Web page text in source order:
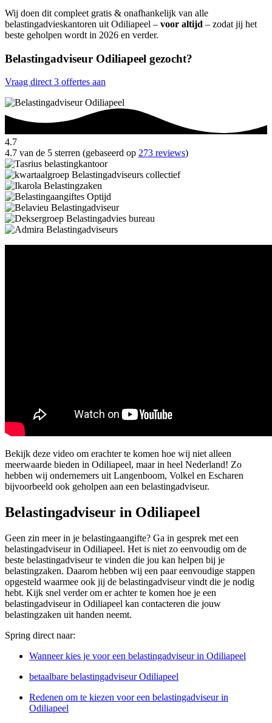
Wij doen dit compleet gratis & onafhankelijk van alle
belastingadvieskantoren uit Odiliapeel – voor altijd – zodat jij het
beste geholpen wordt in 2026 en verder.
Belastingadviseur Odiliapeel gezocht?
Vraag direct 3 offertes aan
4.7
4.7 van de 5 sterren (gebaseerd op 273 reviews)
Bekijk deze video om erachter te komen hoe wij niet alleen
meerwaarde bieden in Odiliapeel, maar in heel Nederland! Zo
hebben wij ondernemers uit Langenboom, Volkel en Escharen
bijvoorbeeld ook geholpen aan een belastingadviseur.
Belastingadviseur in Odiliapeel
Geen zin meer in je belastingaangifte? Ga in gesprek met een
belastingadviseur in Odiliapeel. Het is niet zo eenvoudig om de
beste belastingadviseur te vinden die jou kan helpen bij je
belastingzaken. Daarom hebben wij een paar eenvoudige stappen
opgesteld waarmee ook jij de belastingadviseur vindt die je nodig
hebt. Kijk snel verder om er achter te komen hoe je een
belastingadviseur in Odiliapeel kan contacteren die jouw
belastingzaken uit handen neemt.
Spring direct naar:
Wanneer kies je voor een belastingadviseur in Odiliapeel
betaalbare belastingadviseur Odiliapeel
Redenen om te kiezen voor een belastingadviseur in
Odiliapeel